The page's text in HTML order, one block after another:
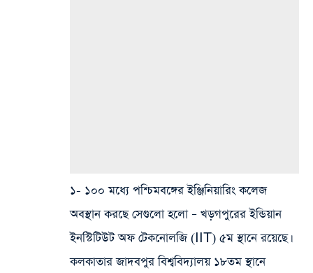
১- ১০০ মধ্যে পশ্চিমবঙ্গের ইঞ্জিনিয়ারিং কলেজ
অবস্থান করছে সেগুলো হলো – খড়গপুরের ইন্ডিয়ান
ইনস্টিটিউট অফ টেকনোলজি (IIT) ৫ম স্থানে রয়েছে।
কলকাতার জাদবপুর বিশ্ববিদ্যালয় ১৮তম স্থানে